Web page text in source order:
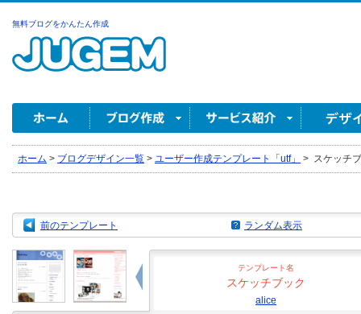
無料ブログをかんたん作成
ホーム > ブログデザイン一覧 > ユーザー作成テンプレート「utf」 > スケッチ
前のテンプレート ランダム表示
テンプレート名
スケッチブック
alice